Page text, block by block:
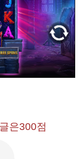
은300점